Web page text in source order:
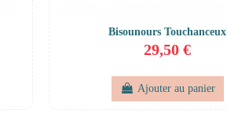
Bisounours Touchanceux
29,50 €
Ajouter au panier